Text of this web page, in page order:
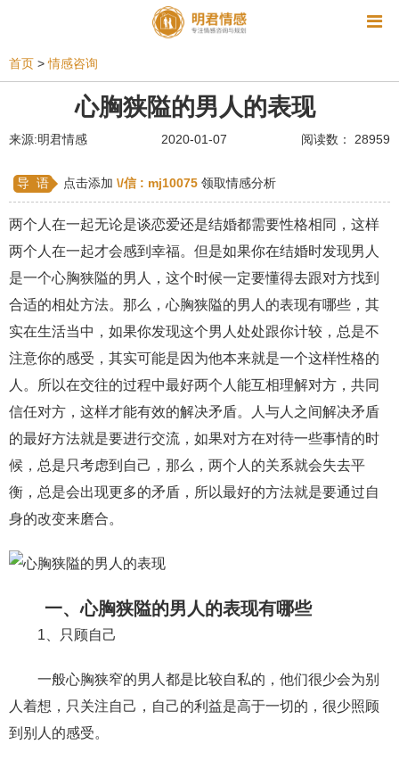
相亲 同性恋 恋爱技巧 挽回爱情
挽救婚姻 爱情相关 星座情感 离婚 心情
姻缘测试 分娩
水瓶座男生 摩羯座男生 射手座男生
天蝎座男生 天秤座男生 处女座男生
爱情诗句 狮子座男生 爱情歌曲 爱情图片
爱情小说 巨蟹座男生 爱情电影 双子座男生
不和 金牛座男生 白羊座男生 吵架
财产分割 外遇 分手 第三者 心态
变心 感人 伤感 婚姻问题 脾气
挽留前任 避孕 挽回男友
经营婚姻 婚姻修复 孕早期 感情挽回
备孕
首页 > 情感咨询
心胸狭隘的男人的表现
来源:明君情感 2020-01-07 阅读数： 28959
导 语 点击添加 \/信 : mj10075 领取情感分析
两个人在一起无论是谈恋爱还是结婚都需要性格相同，这样
两个人在一起才会感到幸福。但是如果你在结婚时发现男人
是一个心胸狭隘的男人，这个时候一定要懂得去跟对方找到
合适的相处方法。那么，心胸狭隘的男人的表现有哪些，其
实在生活当中，如果你发现这个男人处处跟你计较，总是不
注意你的感受，其实可能是因为他本来就是一个这样性格的
人。所以在交往的过程中最好两个人能互相理解对方，共同
信任对方，这样才能有效的解决矛盾。人与人之间解决矛盾
的最好方法就是要进行交流，如果对方在对待一些事情的时
候，总是只考虑到自己，那么，两个人的关系就会失去平
衡，总是会出现更多的矛盾，所以最好的方法就是要通过自
身的改变来磨合。
一、心胸狭隘的男人的表现有哪些
1、只顾自己
一般心胸狭窄的男人都是比较自私的，他们很少会为别
人着想，只关注自己，自己的利益是高于一切的，很少照顾
到别人的感受。